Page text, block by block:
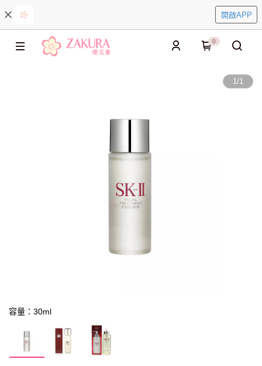
開啟APP
0
1/1
容量：30ml